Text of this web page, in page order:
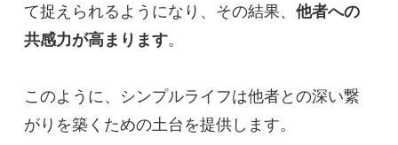
て捉えられるようになり、その結果、 他者への
共感力が高まります。
このように、シンプルライフは他者との深い繋
がりを築くための土台を提供します。